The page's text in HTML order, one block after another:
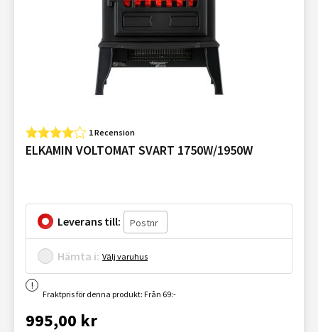
1 Recension
ELKAMIN VOLTOMAT SVART 1750W/1950W
Leverans till:
Hämta i: Välj varuhus
Fraktpris för denna produkt: Från 69:-
995,00 kr